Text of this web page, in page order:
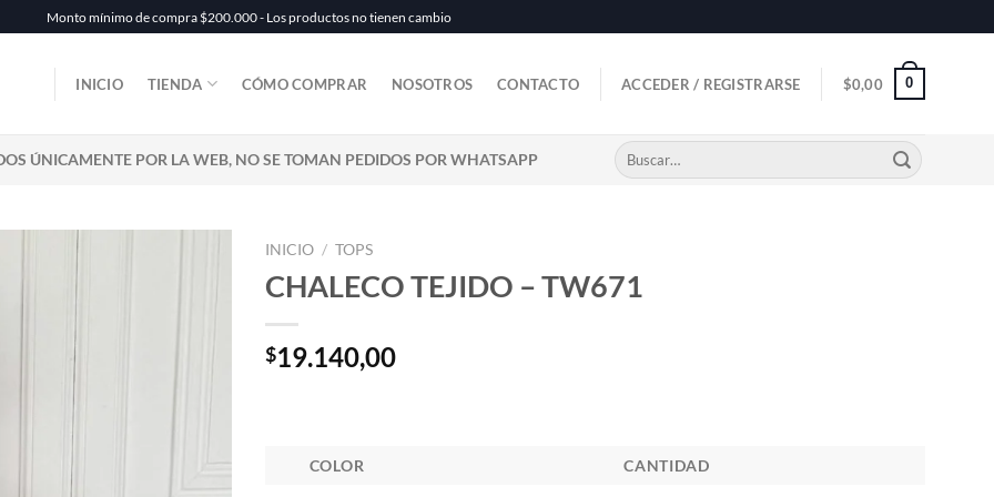
Monto mínimo de compra $200.000 - Los productos no tienen cambio
INICIO TIENDA CÓMO COMPRAR NOSOTROS CONTACTO ACCEDER / REGISTRARSE $0,00 0
ÚNICAMENTE POR LA WEB, NO SE TOMAN PEDIDOS POR WHATSAPP
Buscar
por:
INICIO / TOPS
CHALECO TEJIDO – TW671
$19.140,00
COLOR CANTIDAD